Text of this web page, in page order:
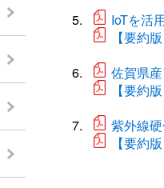
IoTを活
【要約版
佐賀県
【要約版
紫外線
【要約版